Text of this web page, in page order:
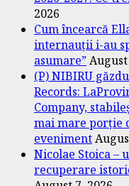
2026
Cum încearcă
internauții i-au
asumare”August
(P) NIBIRU
Records:
Company,
mai mare porție
eveniment
Nicolae Stoica –
recuperare